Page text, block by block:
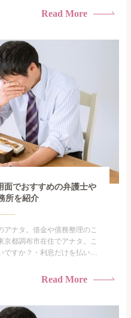
立てで憂鬱になる。・闇金に
Read More
でおすすめの弁護士や
所を紹介
ナタ。借金や債務整理のこ
京都調布市在住でアナタ。こ
ですか？・利息だけを払い続
立てで憂鬱になる。・闇金に
Read More